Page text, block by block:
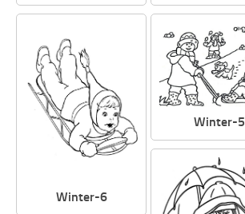
Winter-6
Winter-5